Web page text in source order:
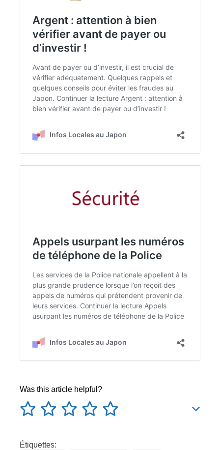
Was this article helpful?
Étiquettes: